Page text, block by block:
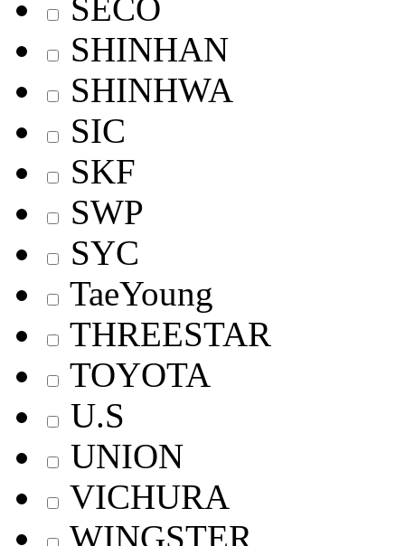
SECO
SHINHAN
SHINHWA
SIC
SKF
SWP
SYC
TaeYoung
THREESTAR
TOYOTA
U.S
UNION
VICHURA
WINGSTER